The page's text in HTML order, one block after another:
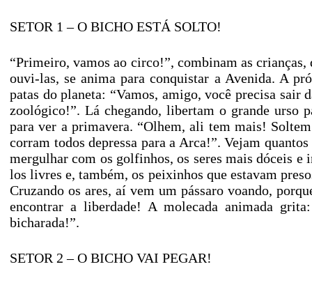
SETOR 1 – O BICHO ESTÁ SOLTO!
“Primeiro, vamos ao circo!”, combinam as
ouvi-las, se anima para conquistar a Avenida. A
patas do planeta: “Vamos, amigo, você precisa
zoológico!”. Lá chegando, libertam o grande urso
para ver a primavera. “Olhem, ali tem mais!
corram todos depressa para a Arca!”. Vejam
mergulhar com os golfinhos, os seres mais dóceis
los livres e, também, os peixinhos que estavam
Cruzando os ares, aí vem um pássaro voando,
encontrar a liberdade! A molecada animada
bicharada!”.
SETOR 2 – O BICHO VAI PEGAR!